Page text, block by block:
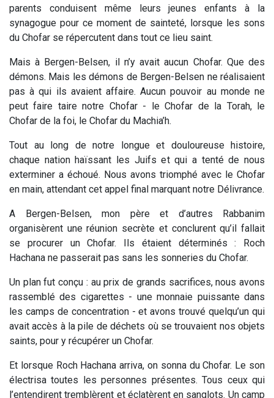
parents conduisent même leurs jeunes enfants à la
synagogue pour ce moment de sainteté, lorsque les sons
du Chofar se répercutent dans tout ce lieu saint.
Mais à Bergen-Belsen, il n’y avait aucun Chofar. Que des
démons. Mais les démons de Bergen-Belsen ne réalisaient
pas à qui ils avaient affaire. Aucun pouvoir au monde ne
peut faire taire notre Chofar - le Chofar de la Torah, le
Chofar de la foi, le Chofar du Machia’h.
Tout au long de notre longue et douloureuse histoire,
chaque nation haïssant les Juifs et qui a tenté de nous
exterminer a échoué. Nous avons triomphé avec le Chofar
en main, attendant cet appel final marquant notre Délivrance.
A Bergen-Belsen, mon père et d’autres Rabbanim
organisèrent une réunion secrète et conclurent qu’il fallait
se procurer un Chofar. Ils étaient déterminés : Roch
Hachana ne passerait pas sans les sonneries du Chofar.
Un plan fut conçu : au prix de grands sacrifices, nous avons
rassemblé des cigarettes - une monnaie puissante dans
les camps de concentration - et avons trouvé quelqu’un qui
avait accès à la pile de déchets où se trouvaient nos objets
saints, pour y récupérer un Chofar.
Et lorsque Roch Hachana arriva, on sonna du Chofar. Le son
électrisa toutes les personnes présentes. Tous ceux qui
l’entendirent tremblèrent et éclatèrent en sanglots. Un camp